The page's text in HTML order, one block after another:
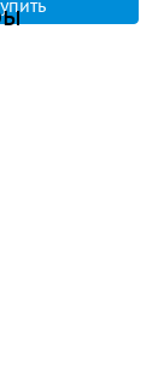
внутренних